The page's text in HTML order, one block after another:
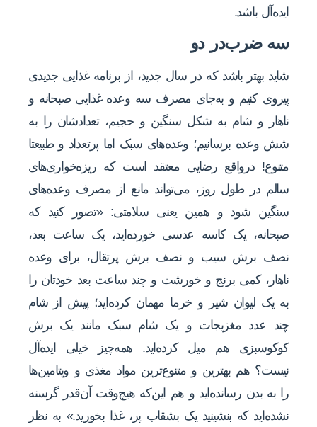
ایده‌آل باشد.
سه ضرب‌در دو
شاید بهتر باشد که در سال جدید، از برنامه غذایی جدیدی
پیروی کنیم و به‌جای مصرف سه وعده غذایی صبحانه و
ناهار و شام به شکل سنگین و حجیم، تعدادشان را به
شش وعده برسانیم؛ وعده‌های سبک اما پرتعداد و طبیعتا
متنوع! درواقع رضایی معتقد است که ریزه‌خواری‌های
سالم در طول روز، می‌تواند مانع از مصرف وعده‌های
سنگین شود و همین یعنی سلامتی: «تصور کنید که
صبحانه، یک کاسه عدسی خورده‌اید، یک ساعت بعد،
نصف برش سیب و نصف برش پرتقال، برای وعده
ناهار، کمی برنج و خورشت و چند ساعت بعد خودتان را
به یک لیوان شیر و خرما مهمان کرده‌اید؛ پیش از شام
چند عدد مغزیجات و یک شام سبک مانند یک برش
کوکوسبزی هم میل کرده‌اید. همه‌چیز خیلی ایده‌آل
نیست؟ هم بهترین و متنوع‌ترین مواد مغذی و ویتامین‌ها
را به بدن رسانده‌اید و هم این‌که هیچ‌وقت آن‌قدر گرسنه
نشده‌اید که بنشینید یک بشقاب پر، غذا بخورید.» به نظر